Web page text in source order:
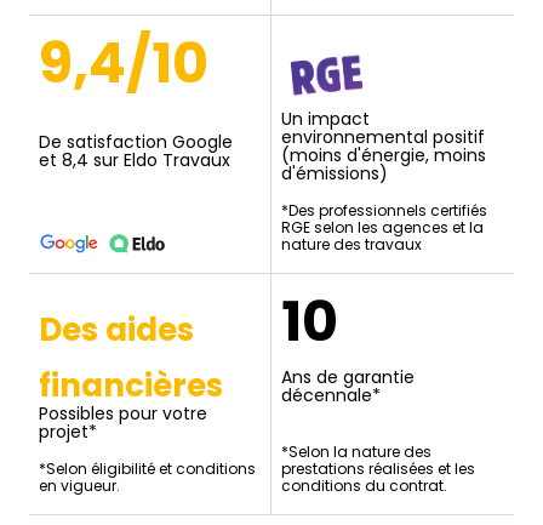
9,4/10
De satisfaction Google
et 8,4 sur Eldo Travaux
Un impact
environnemental positif
(moins d'énergie, moins
d'émissions)
*Des professionnels certifiés
RGE selon les agences et la
nature des travaux
Des aides
financières
Possibles pour votre
projet*
*Selon éligibilité et conditions
en vigueur.
10
Ans de garantie
décennale*
*Selon la nature des
prestations réalisées et les
conditions du contrat.